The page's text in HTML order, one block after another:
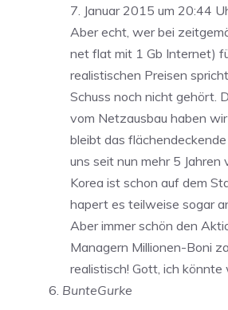
7. Januar 2015 um 20:44
Aber echt, wer bei
net flat mit 1 Gb Internet)
realistischen Preisen
Schuss noch nicht gehört.
vom Netzausbau haben
bleibt das
uns seit nun mehr 5 Jahren
Korea ist schon auf dem
hapert es teilweise sogar
Aber immer schön den
Managern Millionen-Boni
realistisch! Gott, ich könnte
BunteGurke